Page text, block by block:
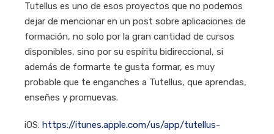
Tutellus es uno de esos proyectos que no podemos
dejar de mencionar en un post sobre aplicaciones de
formación, no solo por la gran cantidad de cursos
disponibles, sino por su espíritu bidireccional, si
además de formarte te gusta formar, es muy
probable que te enganches a Tutellus, que aprendas,
enseñes y promuevas.
iOS: https://itunes.apple.com/us/app/tutellus-